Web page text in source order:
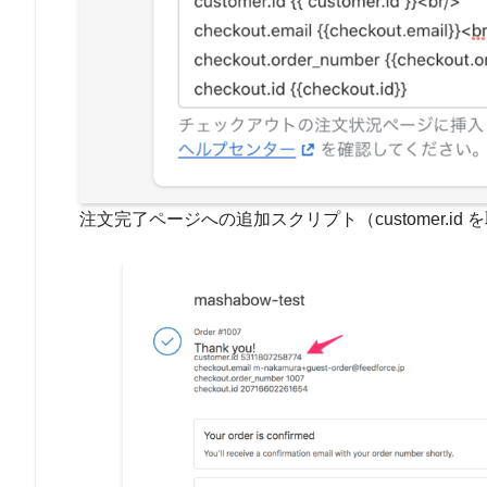
注文完了ページへの追加スクリプト（customer.id